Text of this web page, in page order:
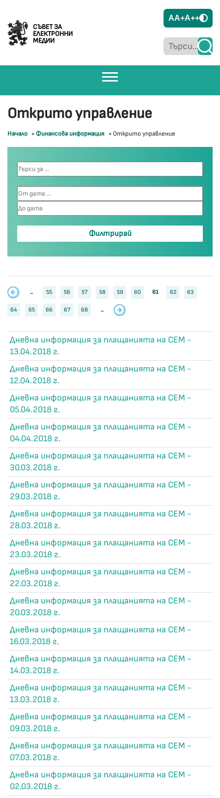
СЪВЕТ ЗА
ЕЛЕКТРОННИ
МЕДИИ
AA+A++
Открито управление
Начало » Финансова информация » Открито управление
.. 55 56 57 58 59 60 61 62 63
64 65 66 67 68 ..
Дневна информация за плащанията на СЕМ -
13.04.2018 г.
Дневна информация за плащанията на СЕМ -
12.04.2018 г.
Дневна информация за плащанията на СЕМ -
05.04.2018 г.
Дневна информация за плащанията на СЕМ -
04.04.2018 г.
Дневна информация за плащанията на СЕМ -
30.03.2018 г.
Дневна информация за плащанията на СЕМ -
29.03.2018 г.
Дневна информация за плащанията на СЕМ -
28.03.2018 г.
Дневна информация за плащанията на СЕМ -
23.03.2018 г.
Дневна информация за плащанията на СЕМ -
22.03.2018 г.
Дневна информация за плащанията на СЕМ -
20.03.2018 г.
Дневна информация за плащанията на СЕМ -
16.03.2018 г.
Дневна информация за плащанията на СЕМ -
14.03.2018 г.
Дневна информация за плащанията на СЕМ -
13.03.2018 г.
Дневна информация за плащанията на СЕМ -
09.03.2018 г.
Дневна информация за плащанията на СЕМ -
07.03.2018 г.
Дневна информация за плащанията на СЕМ -
02.03.2018 г.